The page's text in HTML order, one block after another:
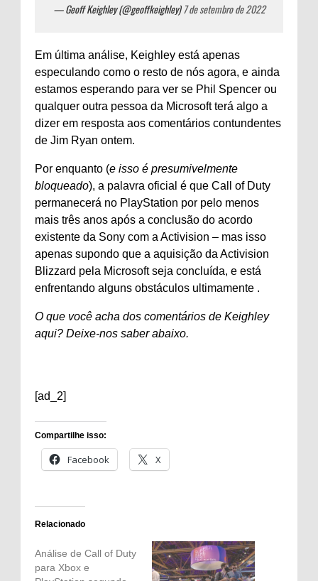
— Geoff Keighley (@geoffkeighley)7 de setembro de 2022
Em última análise, Keighley está apenas
especulando como o resto de nós agora, e ainda
estamos esperando para ver se Phil Spencer ou
qualquer outra pessoa da Microsoft terá algo a
dizer em resposta aos comentários contundentes
de Jim Ryan ontem.
Por enquanto (e isso é presumivelmente
bloqueado), a palavra oficial é que Call of Duty
permanecerá no PlayStation por pelo menos
mais três anos após a conclusão do acordo
existente da Sony com a Activision – mas isso
apenas supondo que a aquisição da Activision
Blizzard pela Microsoft seja concluída, e está
enfrentando alguns obstáculos ultimamente .
O que você acha dos comentários de Keighley
aqui? Deixe-nos saber abaixo.
[ad_2]
Compartilhe isso:
Facebook X
Relacionado
Análise de Call of Duty
para Xbox e